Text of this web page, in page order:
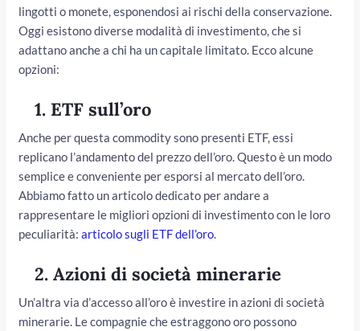
lingotti o monete, esponendosi ai rischi della conservazione.
Oggi esistono diverse modalità di investimento, che si
adattano anche a chi ha un capitale limitato. Ecco alcune
opzioni:
1. ETF sull’oro
Anche per questa commodity sono presenti ETF, essi
replicano l’andamento del prezzo dell’oro. Questo è un modo
semplice e conveniente per esporsi al mercato dell’oro.
Abbiamo fatto un articolo dedicato per andare a
rappresentare le migliori opzioni di investimento con le loro
peculiarità:articolo sugli ETF dell’oro
2.Azioni di società minerarie
Un’altra via d’accesso all’oro è investire in azioni di società
minerarie. Le compagnie che estraggono oro possono